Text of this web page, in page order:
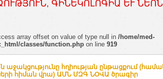
ԳԻՆԵԿՈԼՈԳԻԱ ԵՒ
array offset on value of type null in /home/med-
classes/function.php on line 919
հղիության ընթացքում
հիման վրա) ԱՄՆ ՄԶԳ ՆՕՎԱ ծրագիր